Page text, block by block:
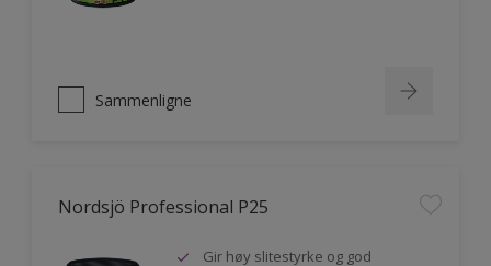
Sammenligne
Nordsjö Professional P25
Gir høy slitestyrke og god